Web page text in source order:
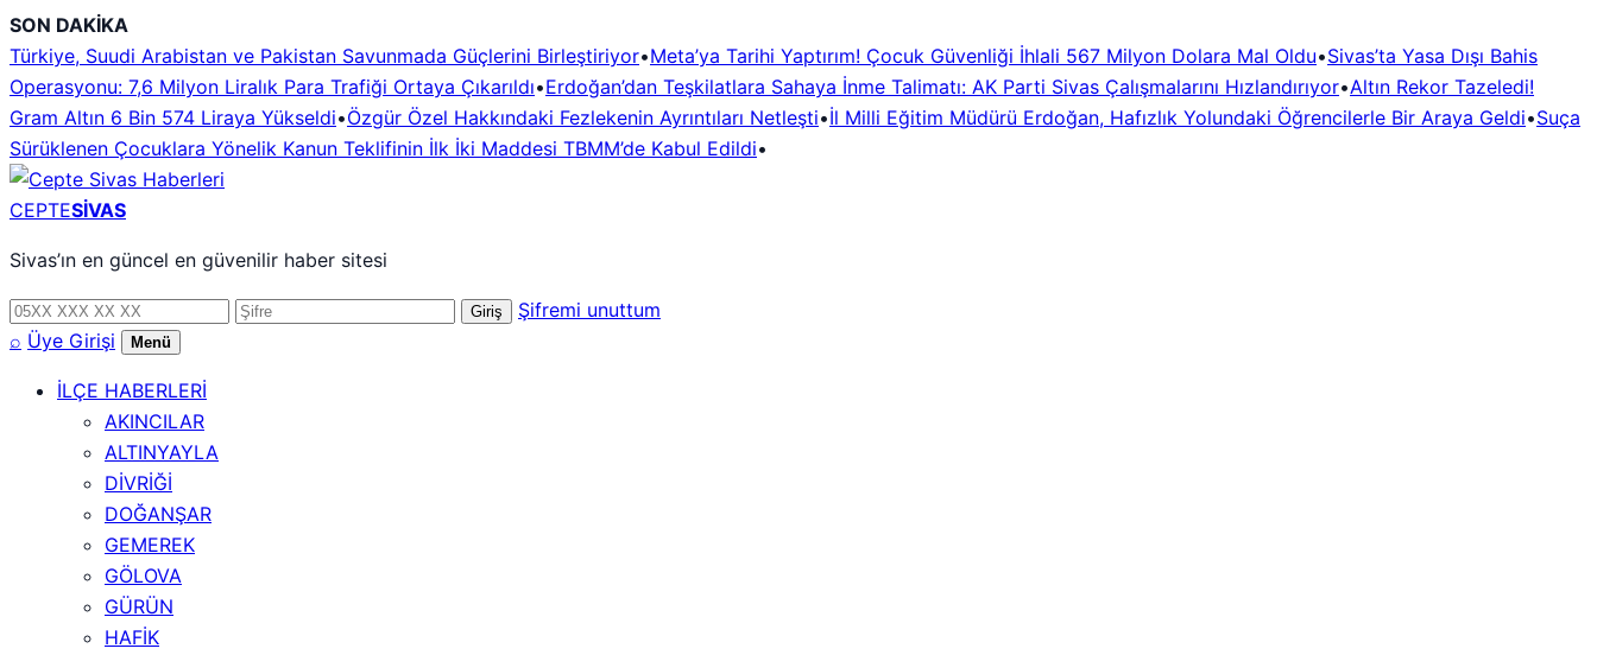
İçeriğe
geç
SON DAKİKA
Türkiye, Suudi Arabistan ve Pakistan Savunmada Güçlerini Birleştiriyor•Meta’ya Tarihi Yaptırım! Çocuk Güvenliği İhlali 567 Milyon Dolara Mal Oldu•Sivas’ta Yasa Dışı Bahis
Operasyonu: 7,6 Milyon Liralık Para Trafiği Ortaya Çıkarıldı•Erdoğan’dan Teşkilatlara Sahaya İnme Talimatı: AK Parti Sivas Çalışmalarını Hızlandırıyor•Altın Rekor Tazeledi!
Gram Altın 6 Bin 574 Liraya Yükseldi•Özgür Özel Hakkındaki Fezlekenin Ayrıntıları Netleşti•İl Milli Eğitim Müdürü Erdoğan, Hafızlık Yolundaki Öğrencilerle Bir Araya Geldi•Suça
Sürüklenen Çocuklara Yönelik Kanun Teklifinin İlk İki Maddesi TBMM’de Kabul Edildi•
CEPTESİVAS
Sivas’ın en güncel en güvenilir haber sitesi
Telefon
numarası
Şifre Giriş
Şifremi unuttum
⌕ Üye Girişi Menü
İLÇE HABERLERİ
AKINCILAR
ALTINYAYLA
DİVRİĞİ
DOĞANŞAR
GEMEREK
GÖLOVA
GÜRÜN
HAFİK